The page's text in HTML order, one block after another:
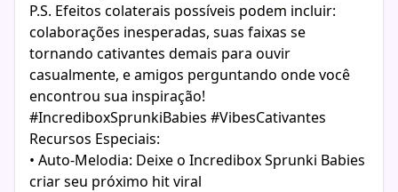
P.S. Efeitos colaterais possíveis podem incluir:
colaborações inesperadas, suas faixas se
tornando cativantes demais para ouvir
casualmente, e amigos perguntando onde você
encontrou sua inspiração!
#IncrediboxSprunkiBabies #VibesCativantes
Recursos Especiais:
• Auto-Melodia: Deixe o Incredibox Sprunki Babies
criar seu próximo hit viral